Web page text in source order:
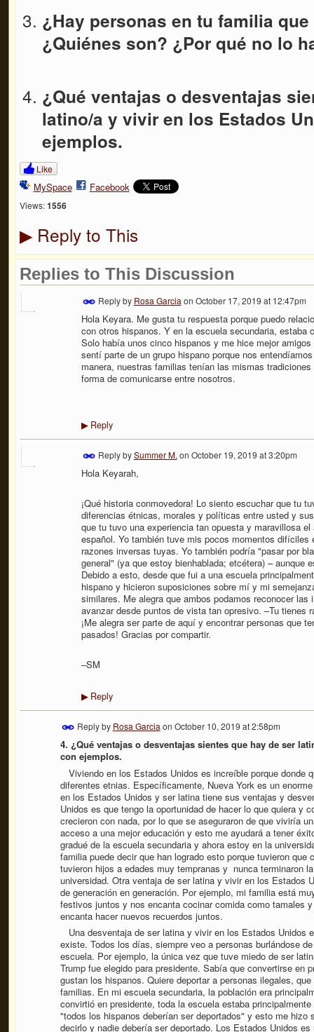
¿Hay personas en tu familia
¿Quiénes son? ¿Por qué no lo
¿Qué ventajas o desventajas
latino/a y vivir en los Estados
ejemplos.
Like
MySpace Facebook
Views: 1556
▶Reply to This
Replies to This Discussion
Reply by Rosa Garcia on October 17, 2019 at 12:47pm
Hola Keyara. Me gusta tu respuesta porque puedo
con otros hispanos. Y en la escuela secundaria, estaba
Solo había unos cinco hispanos y me hice mejor
sentí parte de un grupo hispano porque nos
manera, nuestras familias tenían las mismas
forma de comunicarse entre nosotros.
▶Reply
Reply bySummer M. on October 19, 2019 at 3:20pm
Hola Keyarah,
¡Qué historia conmovedora! Lo siento escuchar que tu
diferencias étnicas, morales y políticas entre usted y
que tu tuvo una experiencia tan opuesta y maravillosa
español. Yo también tuve mis pocos momentos
razones inversas tuyas. Yo también podría "pasar por
general" (ya que estoy bienhablada; etcétera) – aunque
Debido a esto, desde que fui a una escuela
hispano y hicieron suposiciones sobre mí y mi
similares. Me alegra que ambos podamos reconocer
avanzar desde puntos de vista tan opresivo. –Tu
¡Me alegra ser parte de aquí y encontrar personas que
pasados! Gracias por compartir.
–SM
▶Reply
Reply by Rosa Garcia on October 10, 2019 at 2:58pm
4. ¿Qué ventajas o desventajas sientes que hay de ser
con ejemplos.
Viviendo en los Estados Unidos es increíble porque donde
diferentes etnias. Específicamente, Nueva York es un
en los Estados Unidos y ser latina tiene sus ventajas y
Unidos es que tengo la oportunidad de hacer lo que quiera y
crecieron con nada, por lo que se aseguraron de que viviría
acceso a una mejor educación y esto me ayudará a tener
gradué de la escuela secundaria y ahora estoy en la
familia puede decir que han logrado esto porque tuvieron
tuvieron hijos a edades muy tempranas y nunca terminaron
universidad. Otra ventaja de ser latina y vivir en los Estados
de generación en generación. Por ejemplo, mi familia está
festivos juntos y nos encanta cocinar comida como tamales
encanta hacer nuevos recuerdos juntos.
Una desventaja de ser latina y vivir en los Estados Unidos
existe. Todos los días, siempre veo a personas burlándose
escuela. Por ejemplo, la única vez que tuve miedo de ser
Trump fue elegido para presidente. Sabía que convertirse en
gustan los hispanos. Quiere deportar a personas ilegales,
familias. En mi escuela secundaria, la población era
convirtió en presidente, toda la escuela estaba
"todos los hispanos deberían ser deportados" y esto me hizo
decirlo y nadie debería ser deportado. Los Estados Unidos